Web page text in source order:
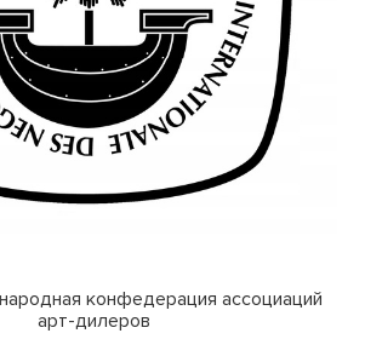
конфедерация ассоциаций
арт-дилеров